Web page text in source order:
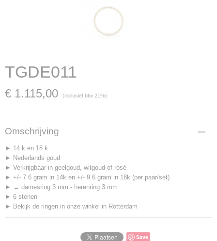
TGDE011
€ 1.115,00 (inclusief btw 21%)
Omschrijving
► 14 k en 18 k
► Nederlands goud
► Verkrijgbaar in geelgoud, witgoud of rosé
► +/- 7.6 gram in 14k en +/- 9.6 gram in 18k (per paar/set)
► ↔ damesring 3 mm - herenring 3 mm
► 6 stenen
► Bekijk de ringen in onze winkel in Rotterdam
Save